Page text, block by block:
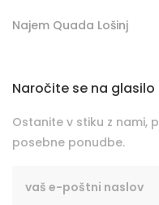
Najem Quada Lošinj
Naročite se na glasilo
Ostanite v stiku z nami,
posebne ponudbe.